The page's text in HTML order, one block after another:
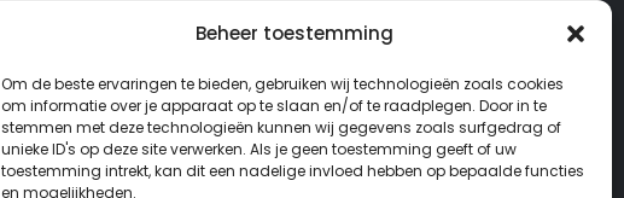
Beheer toestemming
Om de beste ervaringen te bieden, gebruiken wij technologieën zoals cookies
om informatie over je apparaat op te slaan en/of te raadplegen. Door in te
stemmen met deze technologieën kunnen wij gegevens zoals surfgedrag of
unieke ID's op deze site verwerken. Als je geen toestemming geeft of uw
toestemming intrekt, kan dit een nadelige invloed hebben op bepaalde functies
en mogelijkheden.